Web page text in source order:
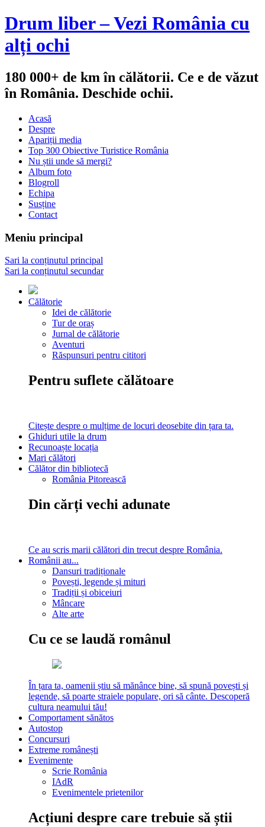
Drum liber – Vezi România cu
alți ochi
180 000+ de km în călătorii. Ce e de văzut
în România. Deschide ochii.
Acasă
Despre
Apariții media
Top 300 Obiective Turistice România
Nu știi unde să mergi?
Album foto
Blogroll
Echipa
Susține
Contact
Meniu principal
Sari la conținutul principal
Sari la conținutul secundar
Călătorie
Idei de călătorie
Tur de oraș
Jurnal de călătorie
Aventuri
Răspunsuri pentru cititori
Pentru suflete călătoare
Citește despre o mulțime de locuri deosebite din țara ta.
Ghiduri utile la drum
Recunoaște locația
Mari călători
Călător din bibliotecă
România Pitorească
Din cărți vechi adunate
Ce au scris marii călători din trecut despre România.
Românii au...
Dansuri tradiționale
Povești, legende și mituri
Tradiții și obiceiuri
Mâncare
Alte arte
Cu ce se laudă românul
În țara ta, oamenii știu să mănânce bine, să spună povești și
legende, să poarte straiele populare, ori să cânte. Descoperă
cultura neamului tău!
Comportament sănătos
Autostop
Concursuri
Extreme românești
Evenimente
Scrie România
IAdR
Evenimentele prietenilor
Acțiuni despre care trebuie să știi